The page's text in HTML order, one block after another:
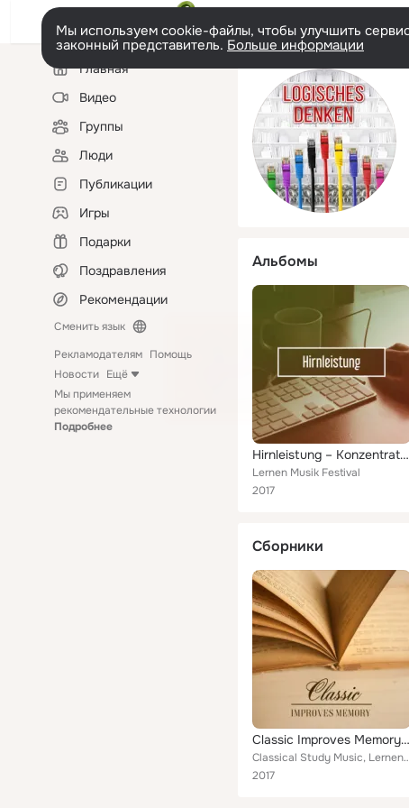
Мы используем cookie-файлы, чтобы улучшить
законный представитель. Больше информации
Левая
колонкаГлавная
Видео
Группы
Люди
Публикации
Игры
Подарки
Поздравления
Рекомендации
Сменить язык
Рекламодателям Помощь
Новости Ещё
Мы применяем
рекомендательные технологии
Подробнее
Альбомы
Hirnleistung – Konzentration Musik für Studium, Entwicklung Verstand, Klassische Lieder Hilfe Passieren Prüfung, Komponisten zu ...
Lernen Musik Festival
2017
Сборники
Classic Improves Memory – Best Studying Music, Deep Focus, Relaxation Sounds, Classical Music, Bach, Mozart
Classical Study
2017